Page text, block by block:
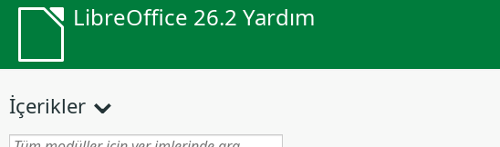
LibreOffice 26.2 Yardım
İçerikler